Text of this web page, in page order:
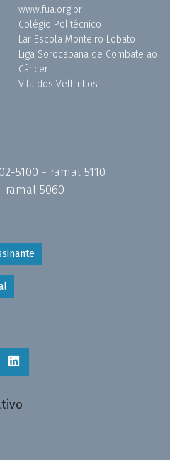
www.fua.org.br
Colégio Politécnico
Lar Escola Monteiro Lobato
Liga Sorocabana de Combate ao
Câncer
Vila dos Velhinhos
5100 - ramal 5110
ramal 5060